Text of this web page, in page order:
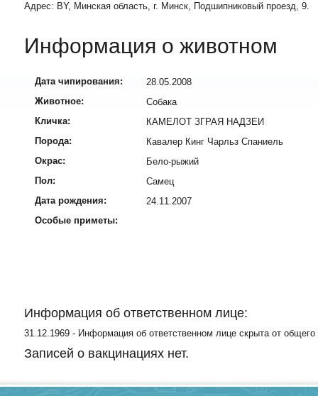
Адрес: BY, Минская область, г. Минск, Подшипниковый проезд, 9.
Информация о животном
Дата чипирования:
28.05.2008
Животное:
Собака
Кличка:
КАМЕЛОТ ЗГРАЯ НАДЗЕИ
Порода:
Кавалер Кинг Чарльз Спаниель
Окрас:
Бело-рыжий
Пол:
Самец
Дата рождения:
24.11.2007
Особые приметы:
Информация об ответственном лице:
31.12.1969 - Информация об ответственном лице скрыта от общего
Записей о вакцинациях нет.